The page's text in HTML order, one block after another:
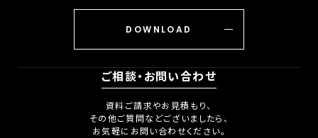
DOWNLOAD
ご相談・お問い合わせ
資料ご請求やお見積もり、
その他ご質問などございましたら、
お気軽にお問い合わせください。